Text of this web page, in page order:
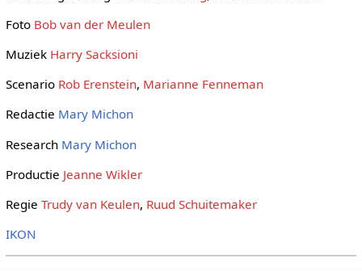
Foto Bob van der Meulen
Muziek Harry Sacksioni
Scenario Rob Erenstein, Marianne Fenneman
Redactie Mary Michon
Research Mary Michon
Productie Jeanne Wikler
Regie Trudy van Keulen, Ruud Schuitemaker
IKON